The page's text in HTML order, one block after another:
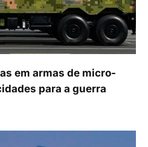
em armas de micro-
para a guerra